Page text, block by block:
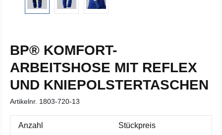
BP® KOMFORT-
ARBEITSHOSE MIT REFLEX
UND KNIEPOLSTERTASCHEN
Artikelnr. 1803-720-13
Anzahl Stückpreis